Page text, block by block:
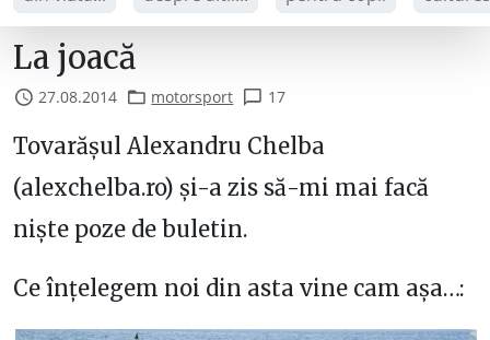
La joacă
27.08.2014 motorsport 17
Tovarășul Alexandru Chelba
(alexchelba.ro) și-a zis să-mi mai facă
niște poze de buletin.
Ce înțelegem noi din asta vine cam așa…: